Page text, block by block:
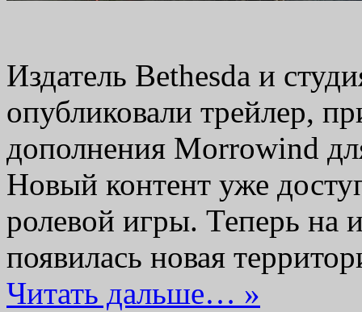
Издатель Bethesda и
опубликовали трейлер,
дополнения Morrowind
Новый контент уже
ролевой игры. Теперь на
появилась новая
Читать дальше… »